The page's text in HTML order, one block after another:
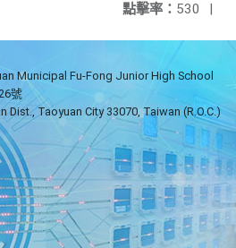
點擊率： 530 |
Municipal Fu-Fong Junior High School
號
Dist., Taoyuan City 33070, Taiwan (R.O.C.)